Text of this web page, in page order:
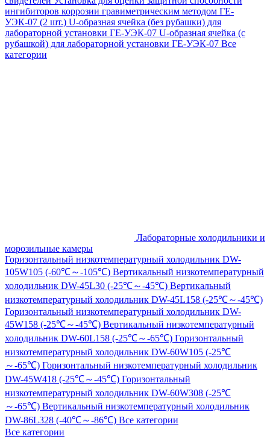
ингибиторов коррозии гравиметрическим методом ГЕ-
УЭК-07 (2 шт.) U-образная ячейка (без рубашки) для
лабораторной установки ГЕ-УЭК-07 U-образная ячейка (с
рубашкой) для лабораторной установки ГЕ-УЭК-07 Все
категории
Лабораторные холодильники и
морозильные камеры
Горизонтальный низкотемпературный холодильник DW-
105W105 (-60℃～-105℃) Вертикальный низкотемпературный
холодильник DW-45L30 (-25℃～-45℃) Вертикальный
низкотемпературный холодильник DW-45L158 (-25℃～-45℃)
Горизонтальный низкотемпературный холодильник DW-
45W158 (-25℃～-45℃) Вертикальный низкотемпературный
холодильник DW-60L158 (-25℃～-65℃) Горизонтальный
низкотемпературный холодильник DW-60W105 (-25℃
～-65℃) Горизонтальный низкотемпературный холодильник
DW-45W418 (-25℃～-45℃) Горизонтальный
низкотемпературный холодильник DW-60W308 (-25℃
～-65℃) Вертикальный низкотемпературный холодильник
DW-86L328 (-40℃～-86℃) Все категории
Все категории